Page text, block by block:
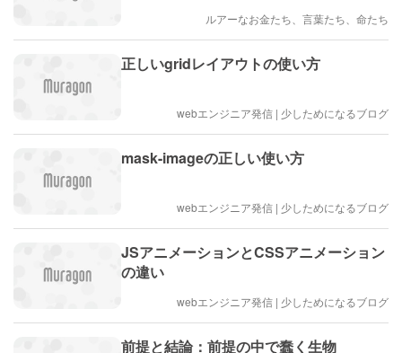
ルアーなお金たち、言葉たち、命たち
正しいgridレイアウトの使い方
webエンジニア発信 | 少しためになるブログ
mask-imageの正しい使い方
webエンジニア発信 | 少しためになるブログ
JSアニメーションとCSSアニメーション
の違い
webエンジニア発信 | 少しためになるブログ
前提と結論：前提の中で蠢く生物